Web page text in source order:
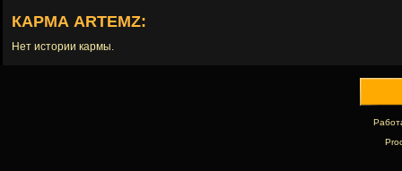
КАРМА ARTEMZ:
Нет истории кармы.